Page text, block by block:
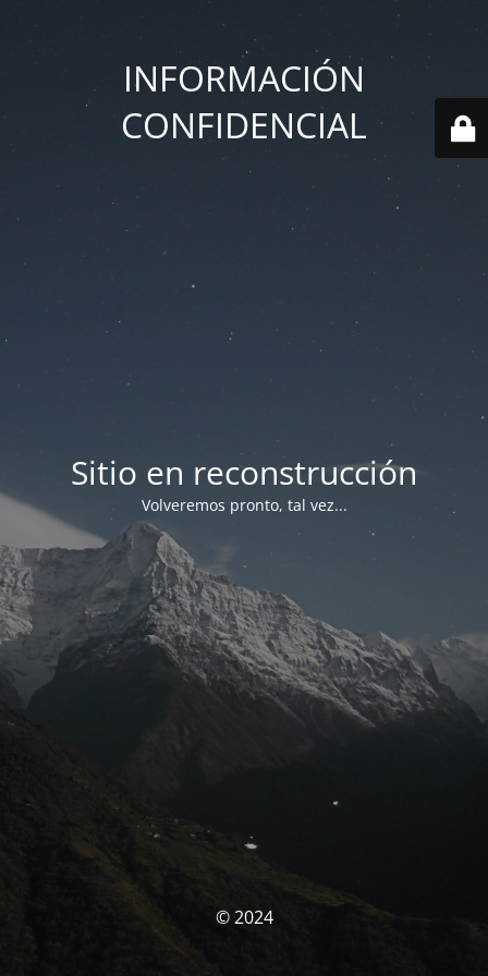
INFORMACIÓN
CONFIDENCIAL
Sitio en reconstrucción
Volveremos pronto, tal vez...
© 2024